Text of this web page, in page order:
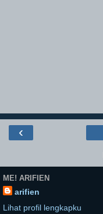
‹
ME! ARIFIEN
arifien
Lihat profil lengkapku